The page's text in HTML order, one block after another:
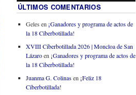
ÚLTIMOS COMENTARIOS
Geles en ¡Ganadores y programa de actos de
la 18 Ciberbotillada!
XVIII Ciberbotillada 2026 | Moncloa de San
Lázaroen ¡Ganadores y programa de actos de
la 18 Ciberbotillada!
Juanma G. Colinasen ¡Feliz 18
Ciberbotillada!